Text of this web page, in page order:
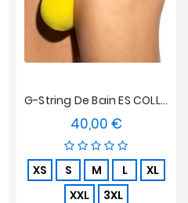
G-String De Bain ES COLLECTION Terrycloth - Jaune
40,00 €
XS S M L
XL
XXL
3XL